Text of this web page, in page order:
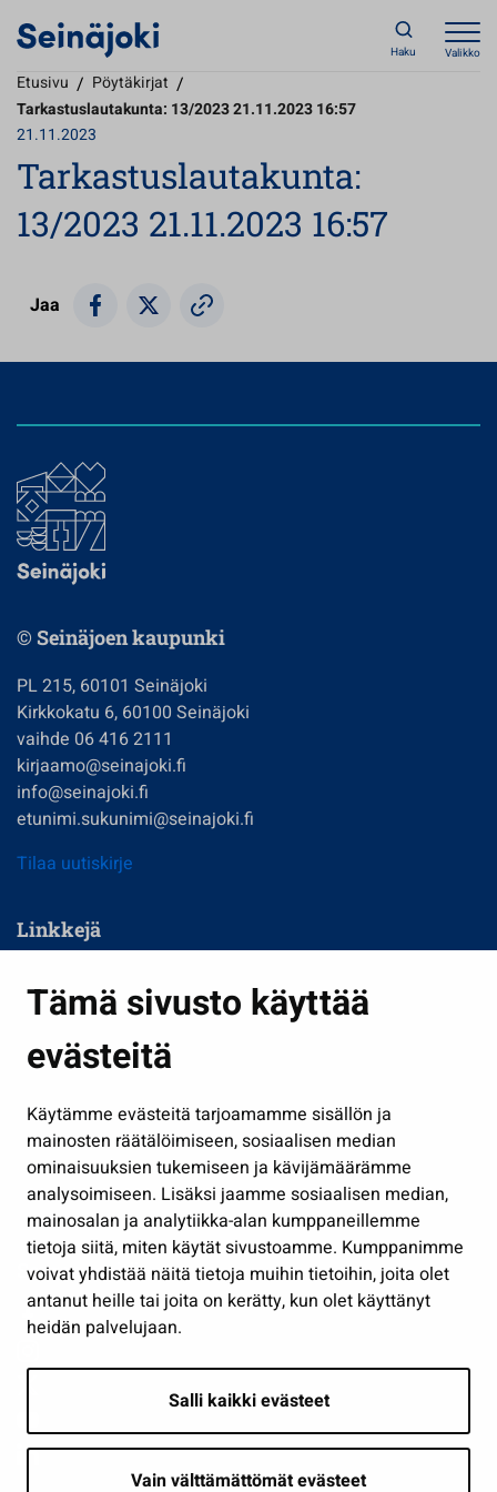
Tämä sivusto käyttää
evästeitä
Käytämme evästeitä tarjoamamme sisällön ja
mainosten räätälöimiseen, sosiaalisen median
ominaisuuksien tukemiseen ja kävijämäärämme
analysoimiseen. Lisäksi jaamme sosiaalisen median,
mainosalan ja analytiikka-alan kumppaneillemme
tietoja siitä, miten käytät sivustoamme. Kumppanimme
voivat yhdistää näitä tietoja muihin tietoihin, joita olet
antanut heille tai joita on kerätty, kun olet käyttänyt
heidän palvelujaan.
Salli kaikki evästeet
Vain välttämättömät evästeet
Haku Valikko
Etusivu / Pöytäkirjat /
Tarkastuslautakunta: 13/2023 21.11.2023 16:57
21.11.2023
Tarkastuslautakunta:
13/2023 21.11.2023 16:57
Jaa
© Seinäjoen kaupunki
PL 215, 60101 Seinäjoki
Kirkkokatu 6, 60100 Seinäjoki
vaihde 06 416 2111
kirjaamo@seinajoki.fi
info@seinajoki.fi
etunimi.sukunimi@seinajoki.fi
Tilaa uutiskirje
Linkkejä
Kasvatus ja opetus
Kulttuuri ja liikunta
Työ ja yrittäminen
Osallistu ja asioi
Näytä omat evästeasetukseni
Seuraa meitä